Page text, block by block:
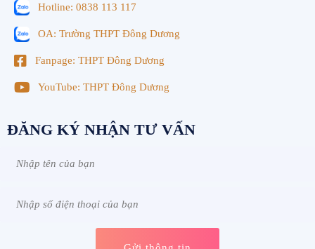
Hotline: 0838 113 117
OA: Trường THPT Đông Dương
Fanpage: THPT Đông Dương
YouTube: THPT Đông Dương
ĐĂNG KÝ NHẬN TƯ VẤN